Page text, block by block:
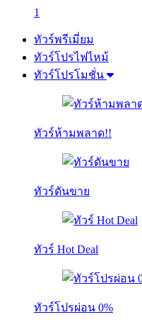
1
ทัวร์พรีเมี่ยม
ทัวร์โปรไฟไหม้
ทัวร์โปรโมชั่น
ทัวร์ห้ามพลาด!!
ทัวร์ดันขาย
ทัวร์ Hot Deal
ทัวร์โปรผ่อน 0%